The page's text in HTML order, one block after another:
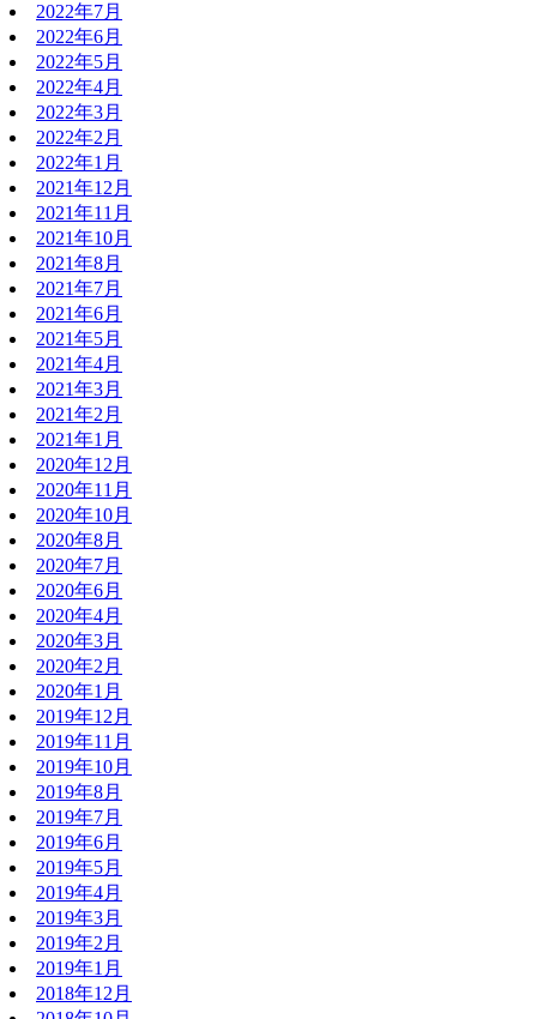
2022年7月
2022年6月
2022年5月
2022年4月
2022年3月
2022年2月
2022年1月
2021年12月
2021年11月
2021年10月
2021年8月
2021年7月
2021年6月
2021年5月
2021年4月
2021年3月
2021年2月
2021年1月
2020年12月
2020年11月
2020年10月
2020年8月
2020年7月
2020年6月
2020年4月
2020年3月
2020年2月
2020年1月
2019年12月
2019年11月
2019年10月
2019年8月
2019年7月
2019年6月
2019年5月
2019年4月
2019年3月
2019年2月
2019年1月
2018年12月